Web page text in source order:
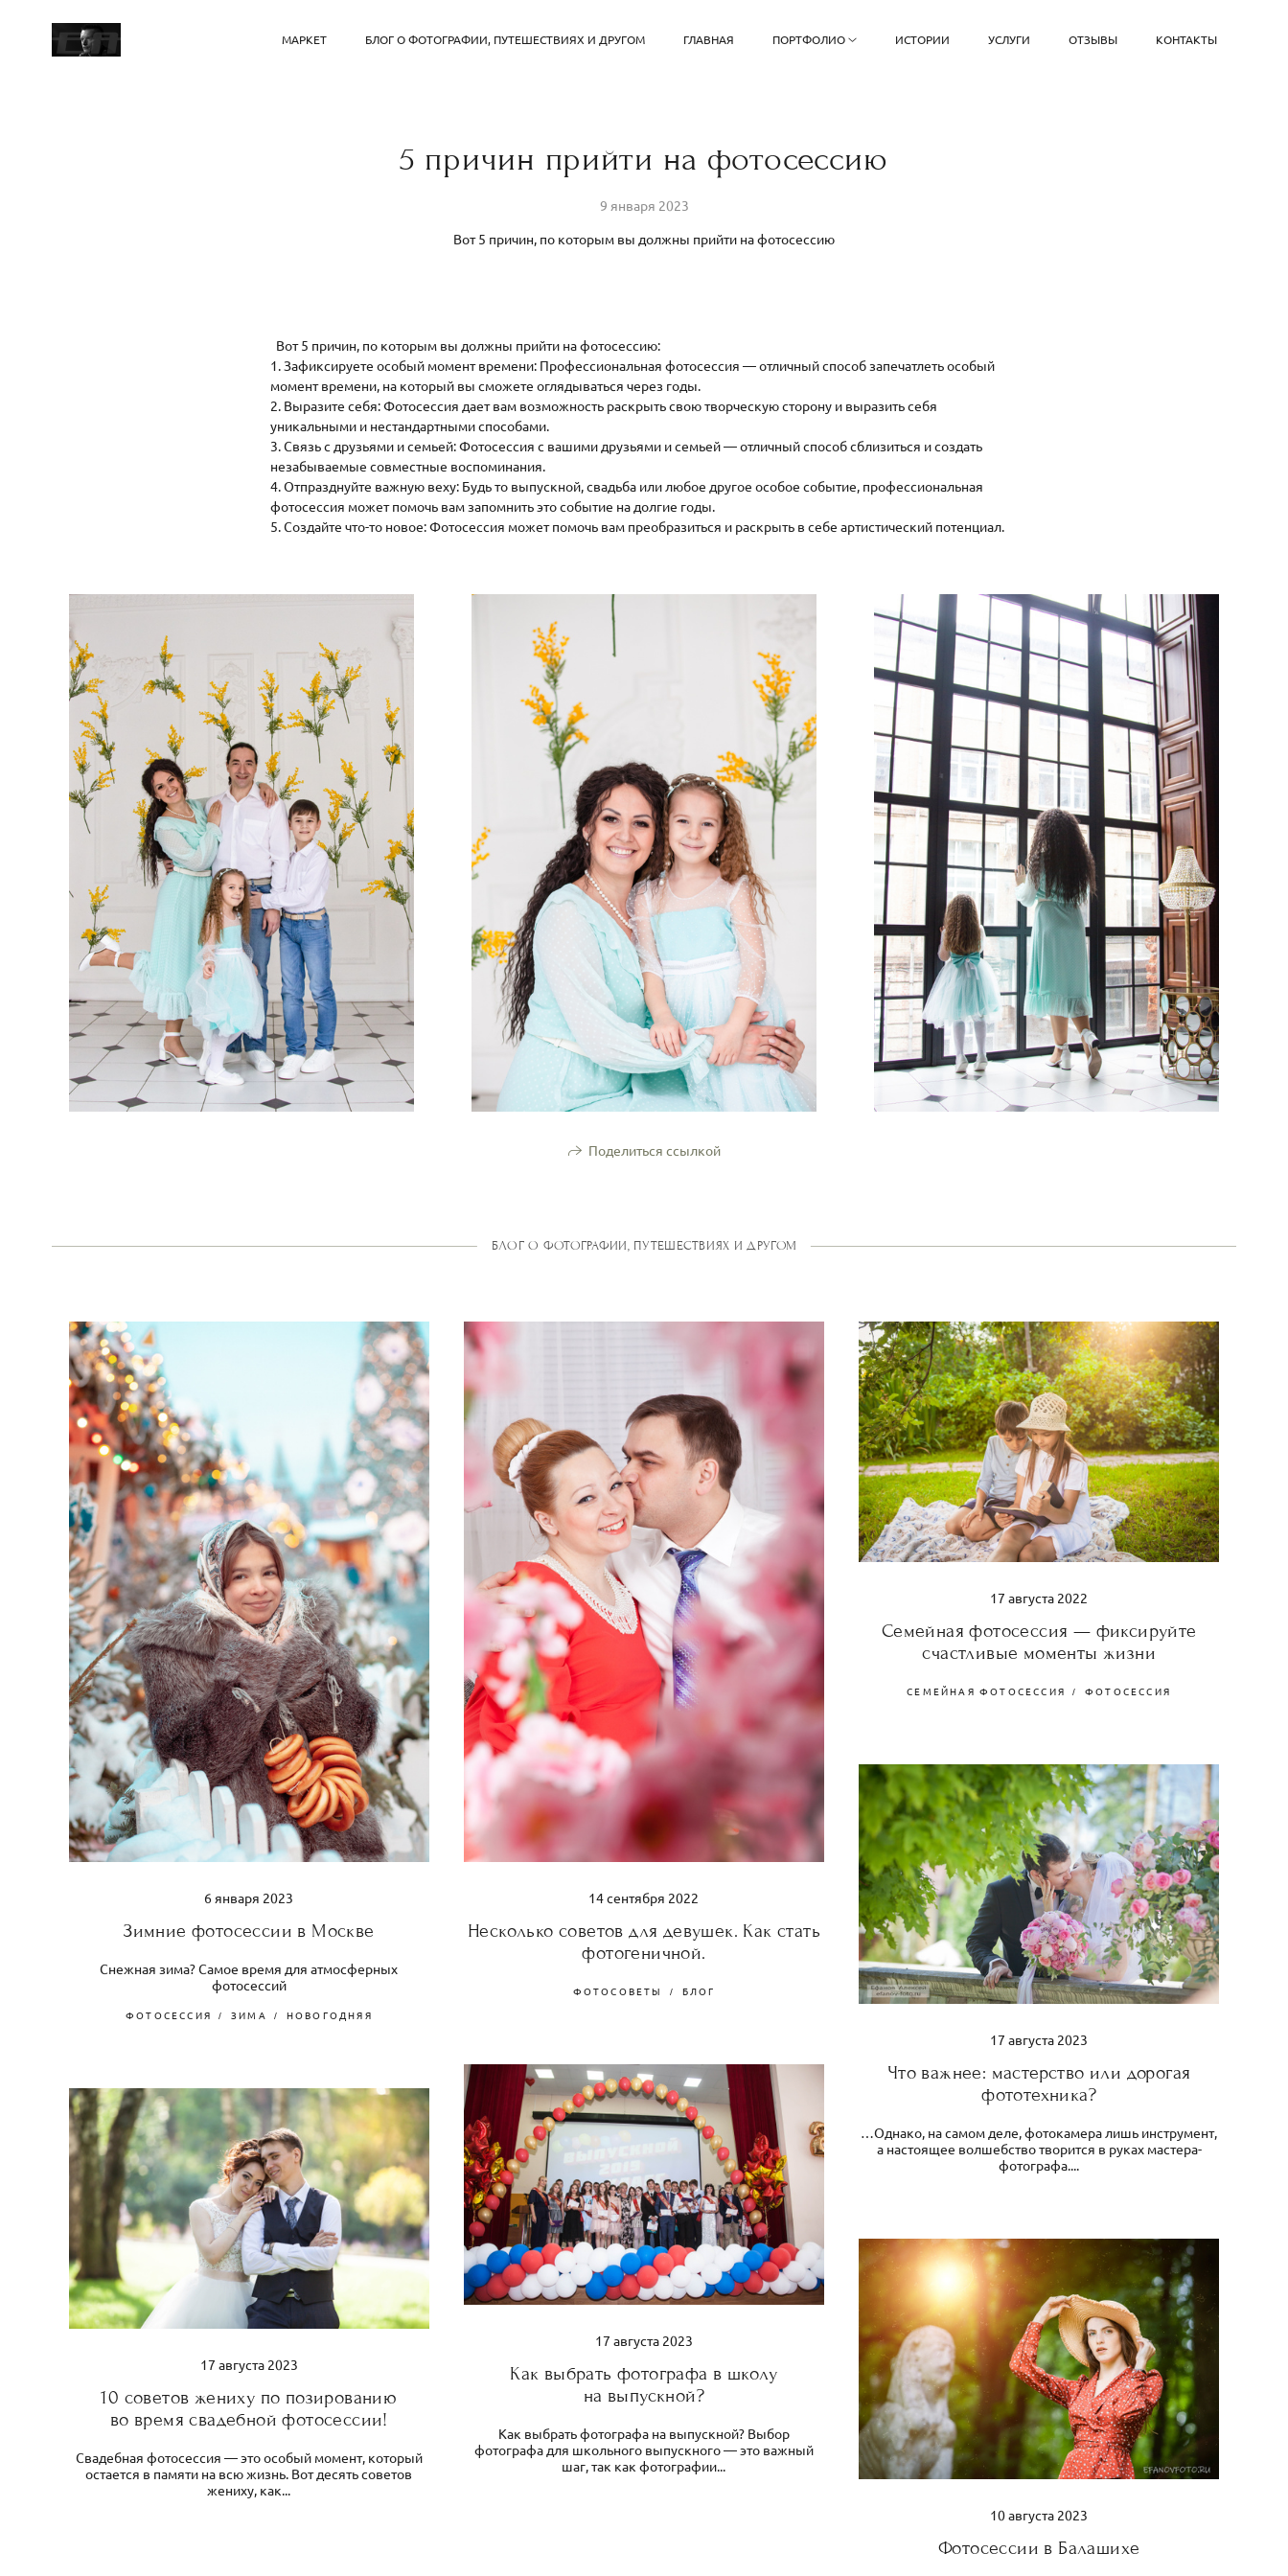
МАРКЕТ БЛОГ О ФОТОГРАФИИ, ПУТЕШЕСТВИЯХ И ДРУГОМ ГЛАВНАЯ ПОРТФОЛИО ИСТОРИИ УСЛУГИ ОТЗЫВЫ КОНТАКТЫ
5 причин прийти на фотосессию
9 января 2023
Вот 5 причин, по которым вы должны прийти на фотосессию
Вот 5 причин, по которым вы должны прийти на фотосессию:
1. Зафиксируете особый момент времени: Профессиональная фотосессия — отличный способ запечатлеть особый
момент времени, на который вы сможете оглядываться через годы.
2. Выразите себя: Фотосессия дает вам возможность раскрыть свою творческую сторону и выразить себя
уникальными и нестандартными способами.
3. Связь с друзьями и семьей: Фотосессия с вашими друзьями и семьей — отличный способ сблизиться и создать
незабываемые совместные воспоминания.
4. Отпразднуйте важную веху: Будь то выпускной, свадьба или любое другое особое событие, профессиональная
фотосессия может помочь вам запомнить это событие на долгие годы.
5. Создайте что-то новое: Фотосессия может помочь вам преобразиться и раскрыть в себе артистический потенциал.
Поделиться ссылкой
БЛОГ О ФОТОГРАФИИ, ПУТЕШЕСТВИЯХ И ДРУГОМ
6 января 2023
Зимние фотосессии в Москве
Снежная зима? Самое время для атмосферных
фотосессий
ФОТОСЕССИЯ ЗИМА НОВОГОДНЯЯ
14 сентября 2022
Несколько советов для девушек. Как стать
фотогеничной.
ФОТОСОВЕТЫ БЛОГ
17 августа 2022
Семейная фотосессия — фиксируйте
счастливые моменты жизни
СЕМЕЙНАЯ ФОТОСЕССИЯ ФОТОСЕССИЯ
17 августа 2023
Что важнее: мастерство или дорогая
фототехника?
…Однако, на самом деле, фотокамера лишь инструмент,
а настоящее волшебство творится в руках мастера-
фотографа....
17 августа 2023
Как выбрать фотографа в школу
на выпускной?
Как выбрать фотографа на выпускной? Выбор
фотографа для школьного выпускного — это важный
шаг, так как фотографии...
17 августа 2023
10 советов жениху по позированию
во время свадебной фотосессии!
Свадебная фотосессия — это особый момент, который
остается в памяти на всю жизнь. Вот десять советов
жениху, как...
10 августа 2023
Фотосессии в Балашихе